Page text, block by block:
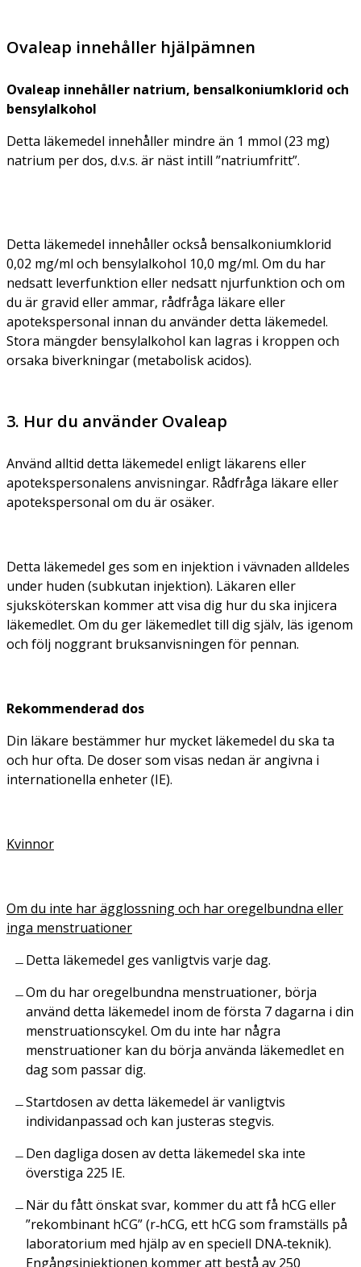
Ovaleap innehåller hjälpämnen
Ovaleap innehåller natrium, bensalkoniumklorid och
bensylalkohol
Detta läkemedel innehåller mindre än 1 mmol (23 mg)
natrium per dos, d.v.s. är näst intill ”natriumfritt”.
Detta läkemedel innehåller också bensalkoniumklorid
0,02 mg/ml och bensylalkohol 10,0 mg/ml. Om du har
nedsatt leverfunktion eller nedsatt njurfunktion och om
du är gravid eller ammar, rådfråga läkare eller
apotekspersonal innan du använder detta läkemedel.
Stora mängder bensylalkohol kan lagras i kroppen och
orsaka biverkningar (metabolisk acidos).
3. Hur du använder Ovaleap
Använd alltid detta läkemedel enligt läkarens eller
apotekspersonalens anvisningar. Rådfråga läkare eller
apotekspersonal om du är osäker.
Detta läkemedel ges som en injektion i vävnaden alldeles
under huden (subkutan injektion). Läkaren eller
sjuksköterskan kommer att visa dig hur du ska injicera
läkemedlet. Om du ger läkemedlet till dig själv, läs igenom
och följ noggrant bruksanvisningen för pennan.
Rekommenderad dos
Din läkare bestämmer hur mycket läkemedel du ska ta
och hur ofta. De doser som visas nedan är angivna i
internationella enheter (IE).
Kvinnor
Om du inte har ägglossning och har oregelbundna eller
inga menstruationer
Detta läkemedel ges vanligtvis varje dag.
Om du har oregelbundna menstruationer, börja
använd detta läkemedel inom de första 7 dagarna i din
menstruationscykel. Om du inte har några
menstruationer kan du börja använda läkemedlet en
dag som passar dig.
Startdosen av detta läkemedel är vanligtvis
individanpassad och kan justeras stegvis.
Den dagliga dosen av detta läkemedel ska inte
överstiga 225 IE.
När du fått önskat svar, kommer du att få hCG eller
”rekombinant hCG” (r‑hCG, ett hCG som framställs på
laboratorium med hjälp av en speciell DNA‑teknik).
Engångsinjektionen kommer att bestå av 250